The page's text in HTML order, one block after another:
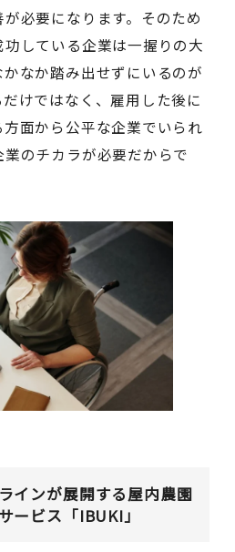
必要になります。そのため
している企業は一握りの大
なか踏み出せずにいるのが
けではなく、雇用した後に
面から公平な企業でいられ
のチカラが必要だからで
インが展開する屋内農園
ービス「IBUKI」